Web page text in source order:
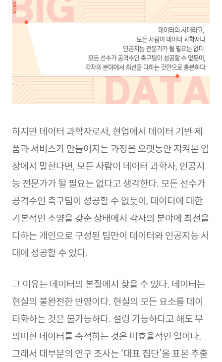
하지만 데이터 과학자로서, 현업에서 데이터 기반 제
품과 서비스가 만들어지는 과정을 오랫동안 지켜본 입
장에서 말한다면, 모든 사람이 데이터 과학자, 인공지
능 전문가가 될 필요는 없다고 생각한다. 모든 선수가
공격수인 축구팀이 성공할 수 없듯이, 데이터에 대한
기본적인 소양을 갖춘 상태에서 각자의 분야에 최선을
다하는 개인으로 구성된 팀만이 데이터와 인공지능 시
대에 성공할 수 있다.
그 이유는 데이터의 본질에서 찾을 수 있다. 데이터는
현실의 불완전한 반영이다. 현실의 모든 요소를 데이
터화하는 것은 불가능하다. 설령 가능하다고 해도 무
의미한 데이터를 축적하는 것은 비효율적인 일이다.
그래서 대부분의 연구 조사는 ‘대표 집단’을 표본 추출